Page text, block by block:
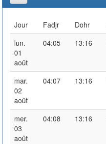
Jour Fadjr Dohr
lun.
01
août
04:05 13:16
mar.
02
août
04:07 13:16
mer.
03
août
04:08 13:16